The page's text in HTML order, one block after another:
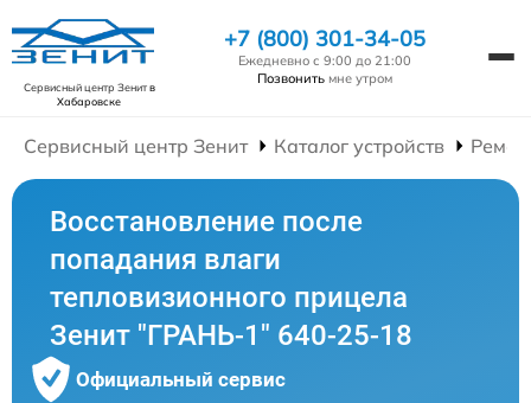
Сервисный центр Зенитв
Хабаровске
+7 (800) 301-34-05
Ежедневно с 9:00 до 21:00
Позвонить мне утром
Сервисный центр Зенит Каталог устройств
Восстановление после
попадания влаги
тепловизионного прицела
Зенит "ГРАНЬ-1" 640-25-18
Официальный сервис